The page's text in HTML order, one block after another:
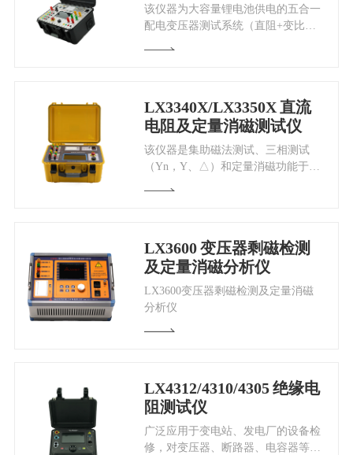
该仪器为大容量锂电池供电的五合一
配电变压器测试系统（直阻+变比
LX3340X/LX3350X 直流
电阻及定量消磁测试仪
该仪器是集助磁法测试、三相测试
（Yn，Y、△）和定量消磁功能于一
LX3600 变压器剩磁检测
及定量消磁分析仪
LX3600变压器剩磁检测及定量消磁
分析仪
LX4312/4310/4305 绝缘电
阻测试仪
广泛应用于变电站、发电厂的设备检
修，对变压器、断路器、电容器等进